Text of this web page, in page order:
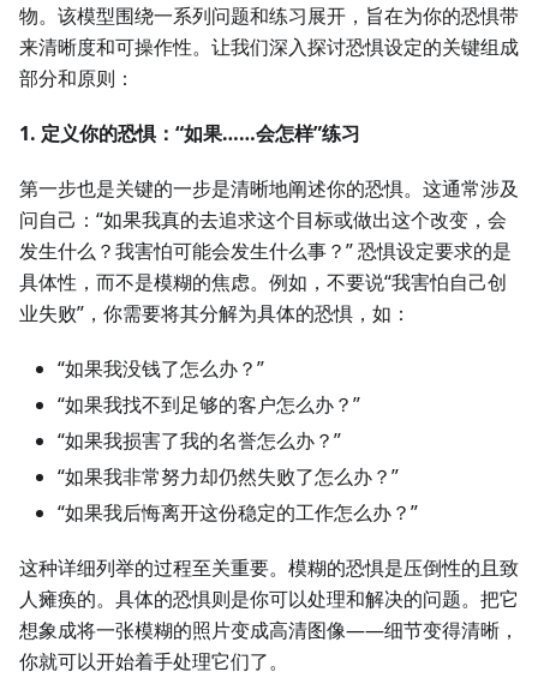
物。该模型围绕一系列问题和练习展开，旨在为你的恐惧带
来清晰度和可操作性。让我们深入探讨恐惧设定的关键组成
部分和原则：
1. 定义你的恐惧：“如果……会怎样”练习
第一步也是关键的一步是清晰地阐述你的恐惧。这通常涉及
问自己：“如果我真的去追求这个目标或做出这个改变，会
发生什么？我害怕可能会发生什么事？” 恐惧设定要求的是
具体性，而不是模糊的焦虑。例如，不要说“我害怕自己创
业失败”，你需要将其分解为具体的恐惧，如：
“如果我没钱了怎么办？”
“如果我找不到足够的客户怎么办？”
“如果我损害了我的名誉怎么办？”
“如果我非常努力却仍然失败了怎么办？”
“如果我后悔离开这份稳定的工作怎么办？”
这种详细列举的过程至关重要。模糊的恐惧是压倒性的且致
人瘫痪的。具体的恐惧则是你可以处理和解决的问题。把它
想象成将一张模糊的照片变成高清图像——细节变得清晰，
你就可以开始着手处理它们了。